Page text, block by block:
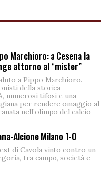
Marchioro: a Cesena la
attorno al “mister”
a Pippo Marchioro.
della storica
numerosi tifosi e una
per rendere omaggio al
nell’olimpo del calcio
Alcione Milano 1-0
di Cavola vinto contro un
tra campo, società e